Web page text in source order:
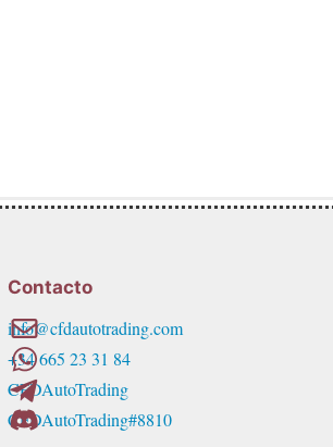
Contacto
info@cfdautotrading.com
+34 665 23 31 84
CFDAutoTrading
CFDAutoTrading#8810